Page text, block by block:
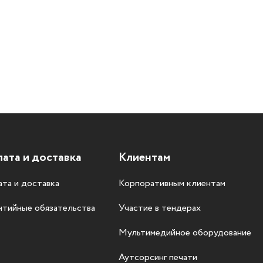
и доставка
и доставка
обязательства
Клиентам
Корпоративным клиентам
Участие в тендерах
Мультимедийное оборудование
Аутсорсинг печати